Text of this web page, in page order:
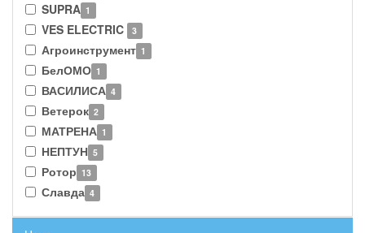
SUPRA 1
VES ELECTRIC 3
Агроинструмент 1
БелОМО 1
ВАСИЛИСА 4
Ветерок 2
МАТРЕНА 1
НЕПТУН 5
Ротор 13
Славда 4